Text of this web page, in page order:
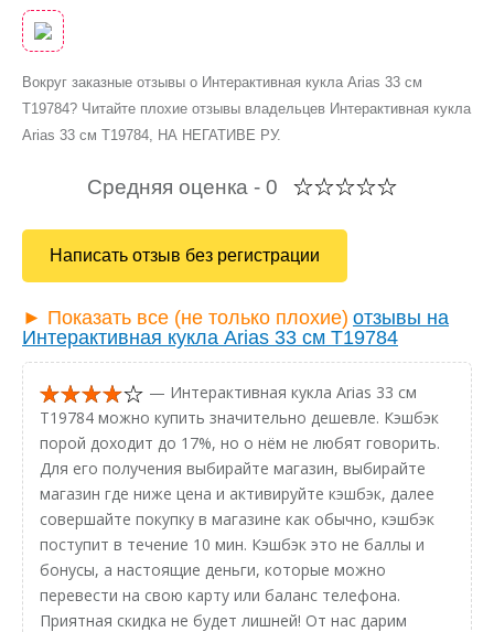
Вокруг заказные отзывы о Интерактивная кукла Arias 33 см
Т19784? Читайте плохие отзывы владельцев Интерактивная кукла
Arias 33 см Т19784, НА НЕГАТИВЕ РУ.
Средняя оценка - 0
Написать отзыв без регистрации
► Показать все (не только плохие) отзывы на
Интерактивная кукла Arias 33 см Т19784
— Интерактивная кукла Arias 33 см
Т19784 можно купить значительно дешевле. Кэшбэк
порой доходит до 17%, но о нём не любят говорить.
Для его получения выбирайте магазин, выбирайте
магазин где ниже цена и активируйте кэшбэк, далее
совершайте покупку в магазине как обычно, кэшбэк
поступит в течение 10 мин. Кэшбэк это не баллы и
бонусы, а настоящие деньги, которые можно
перевести на свою карту или баланс телефона.
Приятная скидка не будет лишней! От нас дарим